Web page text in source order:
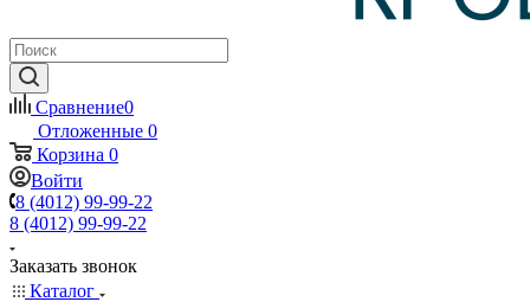
Сравнение0
Отложенные 0
Корзина 0
Войти
8 (4012) 99-99-22
8 (4012) 99-99-22
Заказать звонок
Каталог